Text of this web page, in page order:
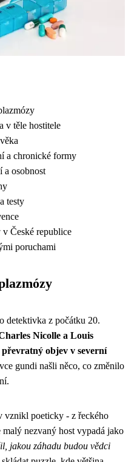
v těle hostitele
a chronické formy
a osobnost
testy
České republice
poruchami
detektivka z počátku 20.
Nicolle a Louis
objev v severní
gundi našli něco, co změnilo
vznikl poeticky - z řeckého
nezvaný host vypadá jako
jakou záhadu budou vědci